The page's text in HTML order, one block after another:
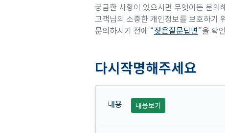
궁금한 사항이 있으시면 무엇이든 문의
고객님의 소중한 개인정보를 보호하기
문의하시기 전에 “잦은질문답변”을 확
다시작명해주세요
내용보기